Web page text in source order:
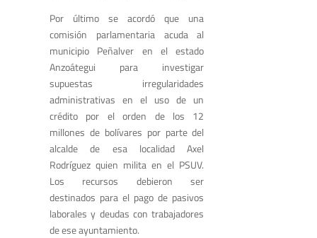
Por último se acordó que una
comisión parlamentaria acuda al
municipio Peñalver en el estado
Anzoátegui para investigar
supuestas irregularidades
administrativas en el uso de un
crédito por el orden de los 12
millones de bolívares por parte del
alcalde de esa localidad Axel
Rodríguez quien milita en el PSUV.
Los recursos debieron ser
destinados para el pago de pasivos
laborales y deudas con trabajadores
de ese ayuntamiento.